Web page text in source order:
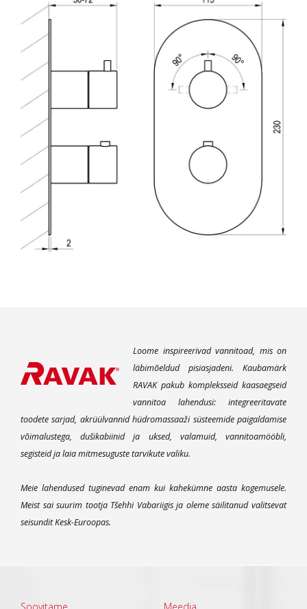
Loome inspireerivad vannitoad, mis on
läbimõeldud pisiasjadeni. Kaubamärk
RAVAK pakub kompleksseid kaasaegseid
vannitoa lahendusi: integreeritavate
toodete sarjad, akrüülvannid hüdromassaaži süsteemide paigaldamise
võimalustega, dušikabiinid ja uksed, valamuid, vannitoamööbli,
segisteid ja laia mitmesuguste tarvikute valiku.
Meie lahendused tuginevad enam kui kahekümne aasta kogemusele.
Meist sai suurim tootja Tšehhi Vabariigis ja oleme säilitanud valitsevat
seisundit Kesk-Euroopas.